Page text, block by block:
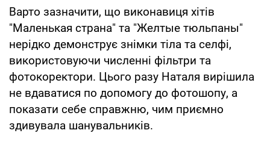
Варто зазначити, що виконавиця хітів
"Маленькая страна" та "Желтые тюльпаны"
нерідко демонструє знімки тіла та селфі,
використовуючи численні фільтри та
фотокоректори. Цього разу Наталя вирішила
не вдаватися по допомогу до фотошопу, а
показати себе справжню, чим приємно
здивувала шанувальників.